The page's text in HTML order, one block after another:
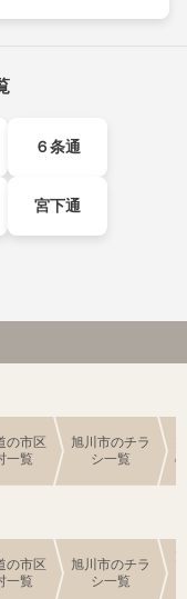
６条通
宮下通
の市区
一覧
旭川市のチラ
シ一覧
の市区
一覧
旭川市のチラ
シ一覧